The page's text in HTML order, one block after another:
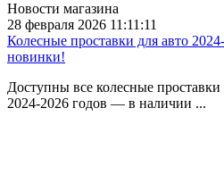
Новости магазина
28 февраля 2026 11:11:11
Колесные проставки для авто
новинки!
Доступны все колесные
2024-2026 годов — в наличии ...